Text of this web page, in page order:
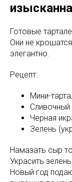
Готовые
Они не
элегантно.
Рецепт:
Мини-
Черная
Зелень
Намазать сыр
Украсить
Новый год